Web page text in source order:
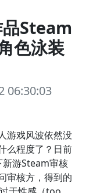
Steam
色泳装
06:30:03
游戏风波依然没
么程度了？日前
游Steam审核
审核方，得到的